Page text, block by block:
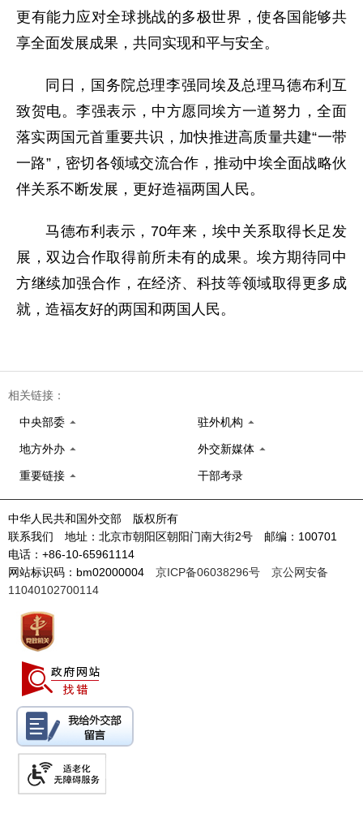
更有能力应对全球挑战的多极世界，使各国能够共
享全面发展成果，共同实现和平与安全。
同日，国务院总理李强同埃及总理马德布利互
致贺电。李强表示，中方愿同埃方一道努力，全面
落实两国元首重要共识，加快推进高质量共建“一带
一路”，密切各领域交流合作，推动中埃全面战略伙
伴关系不断发展，更好造福两国人民。
马德布利表示，70年来，埃中关系取得长足发
展，双边合作取得前所未有的成果。埃方期待同中
方继续加强合作，在经济、科技等领域取得更多成
就，造福友好的两国和两国人民。
相关链接：
中央部委 驻外机构
地方外办 外交新媒体
重要链接 干部考录
中华人民共和国外交部 版权所有
联系我们 地址：北京市朝阳区朝阳门南大街2号 邮编：100701
电话：+86-10-65961114
网站标识码：bm02000004 京ICP备06038296号
京公网安备
11040102700114